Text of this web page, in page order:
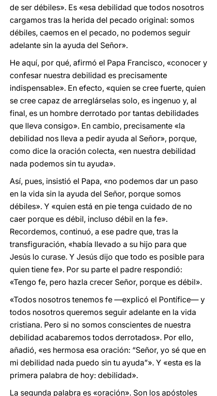
de ser débiles». Es «esa debilidad que todos nosotros
cargamos tras la herida del pecado original: somos
débiles, caemos en el pecado, no podemos seguir
adelante sin la ayuda del Señor».
He aquí, por qué, afirmó el Papa Francisco, «conocer y
confesar nuestra debilidad es precisamente
indispensable». En efecto, «quien se cree fuerte, quien
se cree capaz de arreglárselas solo, es ingenuo y, al
final, es un hombre derrotado por tantas debilidades
que lleva consigo». En cambio, precisamente «la
debilidad nos lleva a pedir ayuda al Señor», porque,
como dice la oración colecta, «en nuestra debilidad
nada podemos sin tu ayuda».
Así, pues, insistió el Papa, «no podemos dar un paso
en la vida sin la ayuda del Señor, porque somos
débiles». Y «quien está en pie tenga cuidado de no
caer porque es débil, incluso débil en la fe».
Recordemos, continuó, a ese padre que, tras la
transfiguración, «había llevado a su hijo para que
Jesús lo curase. Y Jesús dijo que todo es posible para
quien tiene fe». Por su parte el padre respondió:
«Tengo fe, pero hazla crecer Señor, porque es débil».
«Todos nosotros tenemos fe —explicó el Pontífice— y
todos nosotros queremos seguir adelante en la vida
cristiana. Pero si no somos conscientes de nuestra
debilidad acabaremos todos derrotados». Por ello,
añadió, «es hermosa esa oración: “Señor, yo sé que en
mi debilidad nada puedo sin tu ayuda”». Y «esta es la
primera palabra de hoy: debilidad».
La segunda palabra es «oración». Son los apóstoles